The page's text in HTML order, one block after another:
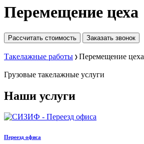
Перемещение цеха
Рассчитать стоимость Заказать звонок
Такелажные работы Перемещение цеха
Грузовые такелажные услуги
Наши услуги
Переезд офиса